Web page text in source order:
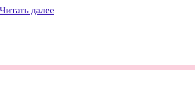
Читать далее